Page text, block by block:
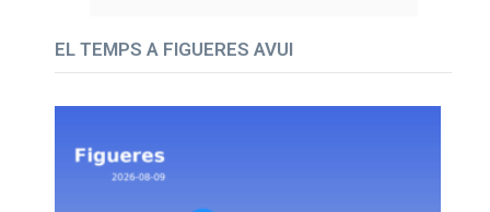
EL TEMPS A FIGUERES AVUI